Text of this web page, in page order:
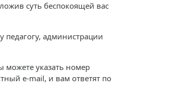
суть беспокоящей вас
педагогу, администрации
указать номер
e-mail, и вам ответят по